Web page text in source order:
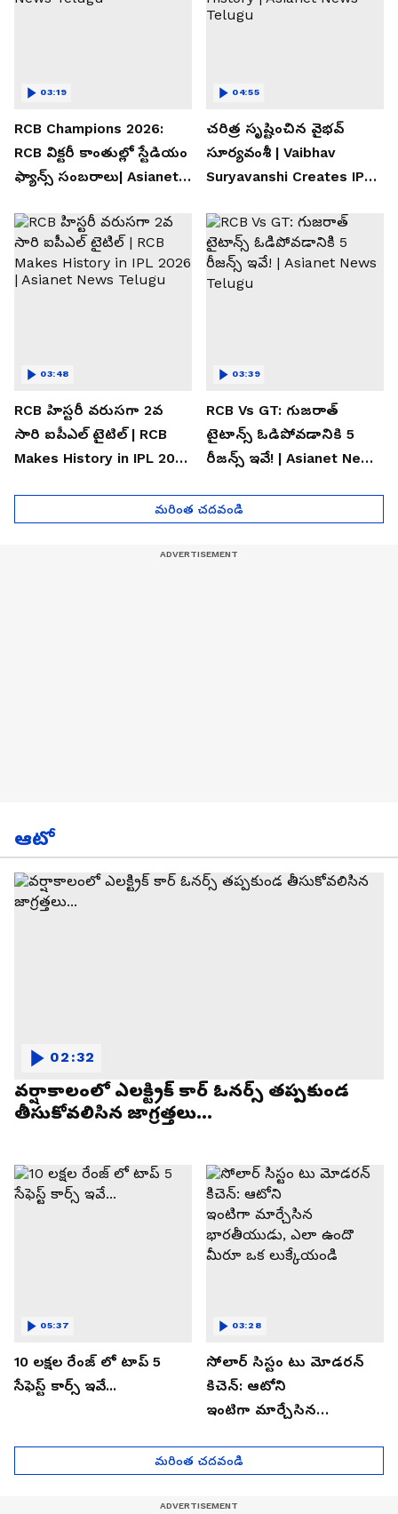
RCB Champions 2026:
RCB విక్టరీ కాంతుల్లో స్టేడియం
ఫ్యాన్స్ సంబరాలు| Asianet
03:19
చరిత్ర సృష్టించిన వైభవ్
సూర్యవంశీ | Vaibhav
Suryavanshi Creates IPL
Telugu
04:55
RCB హిస్టరీ వరుసగా 2వ
సారి ఐపీఎల్ టైటిల్ | RCB
Makes History in IPL 2026
03:48
RCB Vs GT: గుజరాత్
టైటాన్స్ ఓడిపోవడానికి 5
రీజన్స్ ఇవే! | Asianet News
03:39
మరింత చదవండి
ఆటో
వర్షాకాలంలో ఎలక్ట్రిక్ కార్ ఓనర్స్ తప్పకుండ
తీసుకోవలిసిన జాగ్రత్తలు...
02:32
10 లక్షల రేంజ్ లో టాప్ 5
సేఫెస్ట్ కార్స్ ఇవే...
05:37
సోలార్ సిస్టం టు మోడరన్
కిచెన్: ఆటోని
ఇంటిగా మార్చేసిన
మీరూ ఒక లుక్కేయండి
03:28
మరింత చదవండి